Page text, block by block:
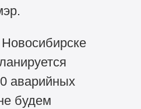
аварийных
будем